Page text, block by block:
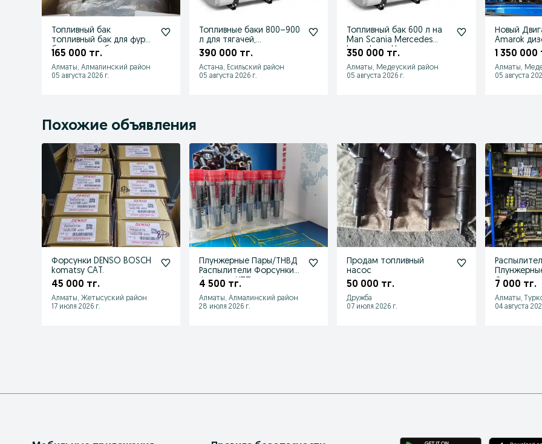
Топливный бак
топливный бак для фуры
бак на тягач бак на
165 000 тг.
Алматы, Алмалинский район
05 августа 2026 г.
Топливные баки 800–900
л для тягачей,
спецтехники и
390 000 тг.
Астана, Есильский район
05 августа 2026 г.
Топливный бак 600 л на
Man Scania Mercedes
Iveco Isuzu Howo и
350 000 тг.
Алматы, Медеуский район
05 августа 2026 г.
Новый
Amarok
гарантия
1 350 000
Алматы,
05 августа
Похожие объявления
Форсунки DENSO BOSCH
komatsy CAT.
45 000 тг.
Алматы, Жетысуский район
17 июля 2026 г.
Плунжерные Пары/ТНВД
Распылители Форсунки
Фильтра КПП
4 500 тг.
Алматы, Алмалинский район
28 июля 2026 г.
Продам топливный
насос
50 000 тг.
Дружба
07 июля 2026 г.
7 000 тг.
Алматы,
04 августа